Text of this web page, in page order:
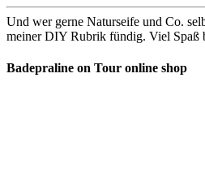
Und wer gerne Naturseife und Co.
meiner DIY Rubrik fündig. Viel Spaß
Badepraline on Tour online shop